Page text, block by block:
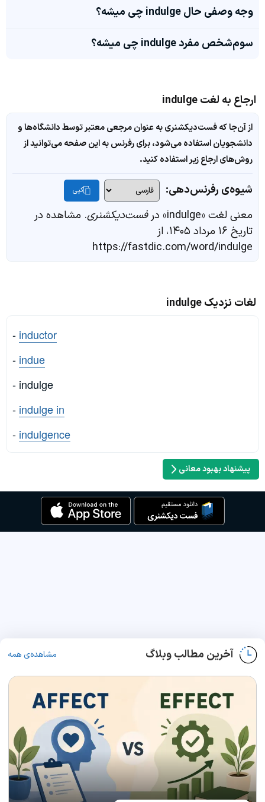
وجه وصفی حال indulge چی میشه؟
سوم‌شخص مفرد indulge چی میشه؟
ارجاع به لغت indulge
از آن‌جا که فست‌دیکشنری به عنوان مرجعی معتبر توسط دانشگاه‌ها و
دانشجویان استفاده می‌شود، برای رفرنس به این صفحه می‌توانید از
روش‌های ارجاع زیر استفاده کنید.
شیوه‌ی رفرنس‌دهی: کپی
معنی لغت «indulge» در فست‌دیکشنری. مشاهده در
تاریخ ۱۶ مرداد ۱۴۰۵، از
https://fastdic.com/word/indulge
لغات نزدیک indulge
- inductor
- indue
- indulge
- indulge in
- indulgence
پیشنهاد بهبود معانی
آخرین مطالب وبلاگ مشاهده‌ی همه